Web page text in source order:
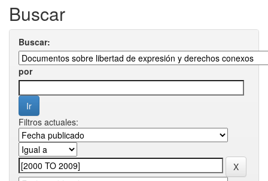
Buscar
Buscar:
por
Filtros actuales: